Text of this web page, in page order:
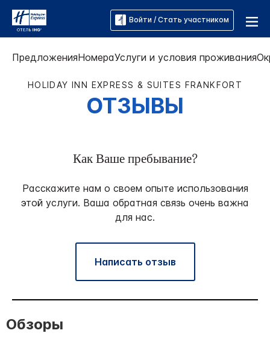
Войти / Стать участником
ПредложенияНомераУслуги и условия проживания
HOLIDAY INN EXPRESS & SUITES FRANKFORT
ОТЗЫВЫ
Как Ваше пребывание?
Расскажите нам о своем опыте использования
этой услуги. Ваша обратная связь очень важна
для нас.
Написать отзыв